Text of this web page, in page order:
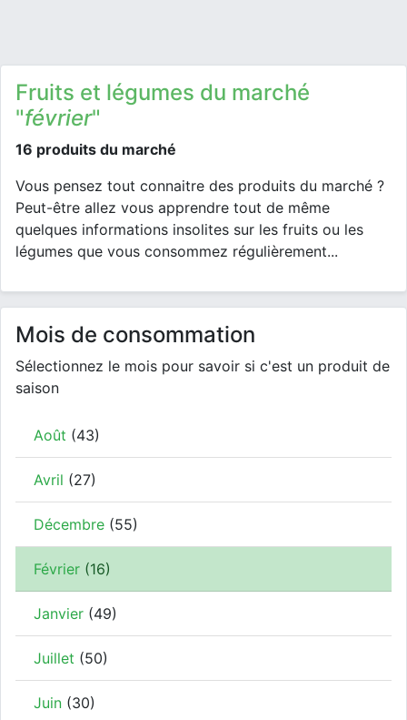
Fruits et légumes du marché
"février"
16 produits du marché
Vous pensez tout connaitre des produits du marché ?
Peut-être allez vous apprendre tout de même
quelques informations insolites sur les fruits ou les
légumes que vous consommez régulièrement...
Mois de consommation
Sélectionnez le mois pour savoir si c'est un produit de
saison
Août (43)
Avril (27)
Décembre (55)
Février (16)
Janvier (49)
Juillet (50)
Juin (30)